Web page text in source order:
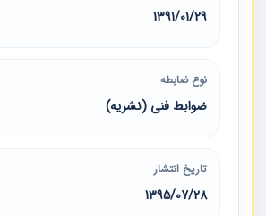
1391/01/29
نوع ضابطه
ضوابط فنی (نشریه)
تاریخ انتشار
1395/07/28